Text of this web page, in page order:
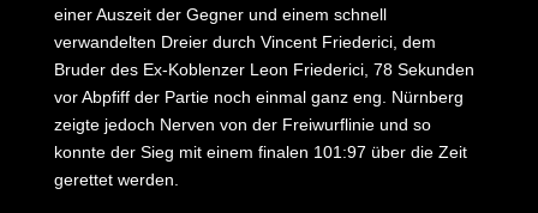
einer Auszeit der Gegner und einem schnell
verwandelten Dreier durch Vincent Friederici, dem
Bruder des Ex-Koblenzer Leon Friederici, 78 Sekunden
vor Abpfiff der Partie noch einmal ganz eng. Nürnberg
zeigte jedoch Nerven von der Freiwurflinie und so
konnte der Sieg mit einem finalen 101:97 über die Zeit
gerettet werden.